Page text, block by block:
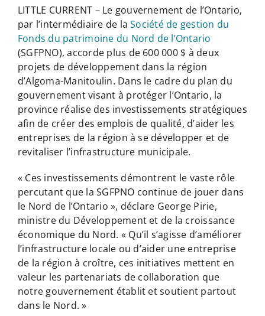
LITTLE CURRENT – Le gouvernement de l’Ontario,
par l’intermédiaire de laSociété de gestion du
Fonds du patrimoine du Nord de l’Ontario
(SGFPNO), accorde plus de 600 000 $ à deux
projets de développement dans la région
d’Algoma-Manitoulin. Dans le cadre du plan du
gouvernement visant à protéger l’Ontario, la
province réalise des investissements stratégiques
afin de créer des emplois de qualité, d’aider les
entreprises de la région à se développer et de
revitaliser l’infrastructure municipale.
« Ces investissements démontrent le vaste rôle
percutant que la SGFPNO continue de jouer dans
le Nord de l’Ontario », déclare George Pirie,
ministre du Développement et de la croissance
économique du Nord. « Qu’il s’agisse d’améliorer
l’infrastructure locale ou d’aider une entreprise
de la région à croître, ces initiatives mettent en
valeur les partenariats de collaboration que
notre gouvernement établit et soutient partout
dans le Nord. »